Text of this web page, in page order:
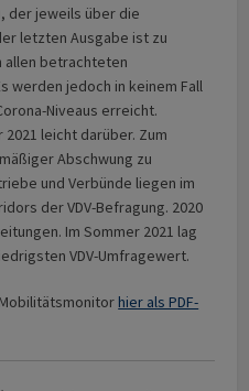
der jeweils über die
letzten Ausgabe ist zu
allen betrachteten
werden jedoch in keinem Fall
Niveaus erreicht.
leicht darüber. Zum
Abschwung zu
und Verbünde liegen im
der VDV-Befragung. 2020
Im Sommer 2021 lag
VDV-Umfragewert.
hier als PDF-